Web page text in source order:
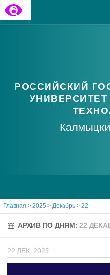
Часто задаваемые
РОССИЙСКИЙ
О РГУ СоцТех
Учёный совет
История университета
Главная > 2025 > Декабрь > 22
АРХИВ ПО ДНЯМ: 22
22 ДЕК, 2025